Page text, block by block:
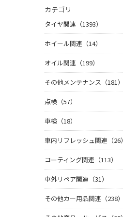
カテゴリ
タイヤ関連（1393）
ホイール関連（14）
オイル関連（199）
その他メンテナンス（181）
点検（57）
車検（18）
車内リフレッシュ関連（26）
コーティング関連（113）
車外リペア関連（31）
その他カー用品関連（238）